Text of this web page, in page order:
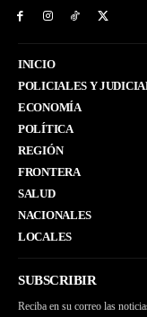
INICIO
POLICIALES Y
ECONOMÍA
POLÍTICA
REGIÓN
FRONTERA
SALUD
NACIONALES
LOCALES
SUBSCRIBIR
Reciba en su correo las